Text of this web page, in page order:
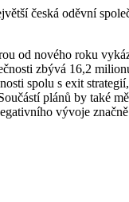
česká oděvní
od nového roku
zbývá 16,2
spolu s exit
plánů by také
vývoje